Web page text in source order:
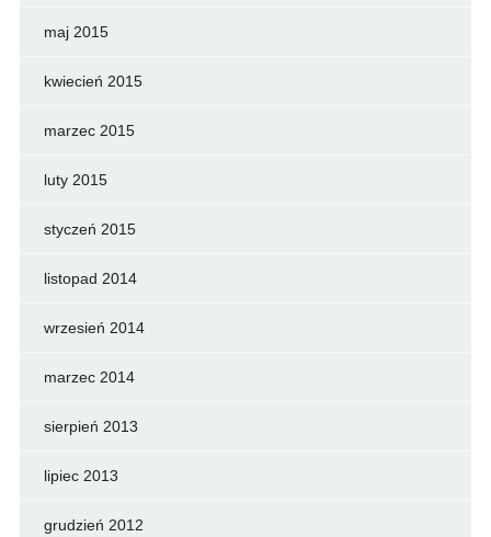
maj 2015
kwiecień 2015
marzec 2015
luty 2015
styczeń 2015
listopad 2014
wrzesień 2014
marzec 2014
sierpień 2013
lipiec 2013
grudzień 2012